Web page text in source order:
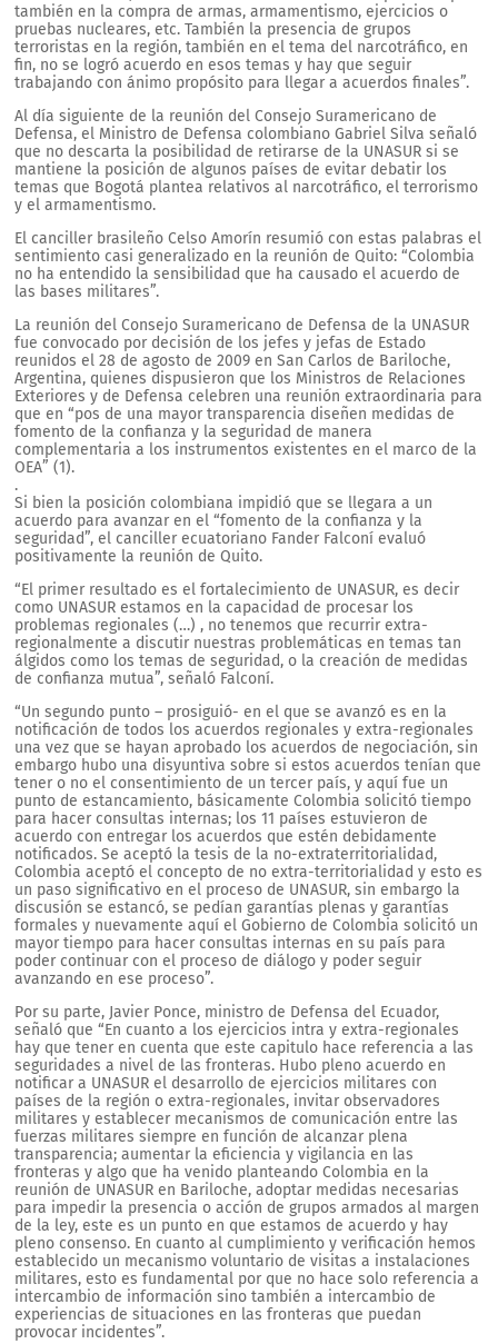
también en la compra de armas, armamentismo, ejercicios o
pruebas nucleares, etc. También la presencia de grupos
terroristas en la región, también en el tema del narcotráfico, en
fin, no se logró acuerdo en esos temas y hay que seguir
trabajando con ánimo propósito para llegar a acuerdos finales”.
Al día siguiente de la reunión del Consejo Suramericano de
Defensa, el Ministro de Defensa colombiano Gabriel Silva señaló
que no descarta la posibilidad de retirarse de la UNASUR si se
mantiene la posición de algunos países de evitar debatir los
temas que Bogotá plantea relativos al narcotráfico, el terrorismo
y el armamentismo.
El canciller brasileño Celso Amorín resumió con estas palabras el
sentimiento casi generalizado en la reunión de Quito: “Colombia
no ha entendido la sensibilidad que ha causado el acuerdo de
las bases militares”.
La reunión del Consejo Suramericano de Defensa de la UNASUR
fue convocado por decisión de los jefes y jefas de Estado
reunidos el 28 de agosto de 2009 en San Carlos de Bariloche,
Argentina, quienes dispusieron que los Ministros de Relaciones
Exteriores y de Defensa celebren una reunión extraordinaria para
que en “pos de una mayor transparencia diseñen medidas de
fomento de la confianza y la seguridad de manera
complementaria a los instrumentos existentes en el marco de la
OEA” (1).
.
Si bien la posición colombiana impidió que se llegara a un
acuerdo para avanzar en el “fomento de la confianza y la
seguridad”, el canciller ecuatoriano Fander Falconí evaluó
positivamente la reunión de Quito.
“El primer resultado es el fortalecimiento de UNASUR, es decir
como UNASUR estamos en la capacidad de procesar los
problemas regionales (…) , no tenemos que recurrir extra-
regionalmente a discutir nuestras problemáticas en temas tan
álgidos como los temas de seguridad, o la creación de medidas
de confianza mutua”, señaló Falconí.
“Un segundo punto – prosiguió- en el que se avanzó es en la
notificación de todos los acuerdos regionales y extra-regionales
una vez que se hayan aprobado los acuerdos de negociación, sin
embargo hubo una disyuntiva sobre si estos acuerdos tenían que
tener o no el consentimiento de un tercer país, y aquí fue un
punto de estancamiento, básicamente Colombia solicitó tiempo
para hacer consultas internas; los 11 países estuvieron de
acuerdo con entregar los acuerdos que estén debidamente
notificados. Se aceptó la tesis de la no-extraterritorialidad,
Colombia aceptó el concepto de no extra-territorialidad y esto es
un paso significativo en el proceso de UNASUR, sin embargo la
discusión se estancó, se pedían garantías plenas y garantías
formales y nuevamente aquí el Gobierno de Colombia solicitó un
mayor tiempo para hacer consultas internas en su país para
poder continuar con el proceso de diálogo y poder seguir
avanzando en ese proceso”.
Por su parte, Javier Ponce, ministro de Defensa del Ecuador,
señaló que “En cuanto a los ejercicios intra y extra-regionales
hay que tener en cuenta que este capitulo hace referencia a las
seguridades a nivel de las fronteras. Hubo pleno acuerdo en
notificar a UNASUR el desarrollo de ejercicios militares con
países de la región o extra-regionales, invitar observadores
militares y establecer mecanismos de comunicación entre las
fuerzas militares siempre en función de alcanzar plena
transparencia; aumentar la eficiencia y vigilancia en las
fronteras y algo que ha venido planteando Colombia en la
reunión de UNASUR en Bariloche, adoptar medidas necesarias
para impedir la presencia o acción de grupos armados al margen
de la ley, este es un punto en que estamos de acuerdo y hay
pleno consenso. En cuanto al cumplimiento y verificación hemos
establecido un mecanismo voluntario de visitas a instalaciones
militares, esto es fundamental por que no hace solo referencia a
intercambio de información sino también a intercambio de
experiencias de situaciones en las fronteras que puedan
provocar incidentes”.